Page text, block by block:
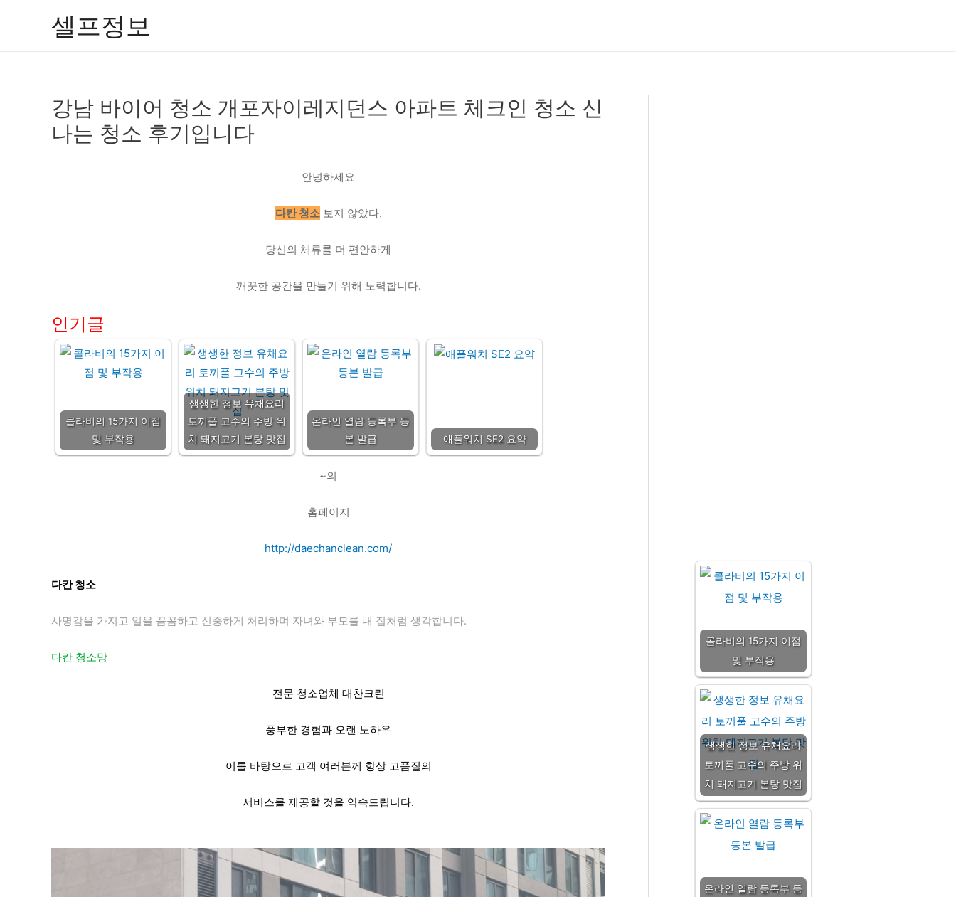
셀프정보
강남 바이어 청소 개포자이레지던스 아파트 체크인 청소 신
나는 청소 후기입니다
안녕하세요
다칸 청소보지 않았다.
당신의 체류를 더 편안하게
깨끗한 공간을 만들기 위해 노력합니다.
인기글
콜라비의 15가지 이점
및 부작용
생생한 정보 유채요리
토끼풀 고수의 주방 위
치 돼지고기 본탕 맛집
온라인 열람 등록부 등
본 발급
애플워치 SE2 요약
~의
홈페이지
http://daechanclean.com/
다칸 청소
사명감을 가지고 일을 꼼꼼하고 신중하게 처리하며 자녀와 부모를 내 집처럼 생각합니다.
다칸 청소망
전문 청소업체 대찬크린
풍부한 경험과 오랜 노하우
이를 바탕으로 고객 여러분께 항상 고품질의
서비스를 제공할 것을 약속드립니다.
콜라비의 15가지 이점
및 부작용
생생한 정보 유채요리
토끼풀 고수의 주방 위
치 돼지고기 본탕 맛집
온라인 열람 등록부 등